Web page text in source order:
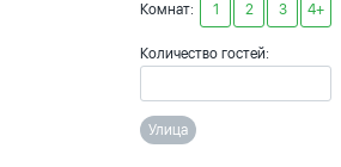
Комнат: 1 2 3 4+
Количество гостей:
Улица